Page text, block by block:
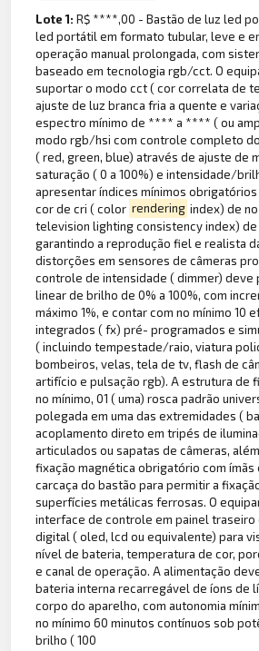
Lote 1:R$ ****,00 - Bastão de luz led
led portátil em formato tubular, leve e
operação manual prolongada, com
baseado em tecnologia rgb/cct. O
suportar o modo cct ( cor correlata de
ajuste de luz branca fria a quente e
espectro mínimo de **** a **** ( ou
modo rgb/hsi com controle completo
( red, green, blue) através de ajuste de
saturação ( 0 a 100%) e intensidade/
apresentar índices mínimos
cor de cri ( color rendering index) de
television lighting consistency index) de
garantindo a reprodução fiel e realista
distorções em sensores de câmeras
controle de intensidade ( dimmer) deve
linear de brilho de 0% a 100%, com
máximo 1%, e contar com no mínimo 10
integrados ( fx) pré- programados e
( incluindo tempestade/raio, viatura
bombeiros, velas, tela de tv, flash de
artifício e pulsação rgb). A estrutura de
no mínimo, 01 ( uma) rosca padrão
polegada em uma das extremidades (
acoplamento direto em tripés de
articulados ou sapatas de câmeras,
fixação magnética obrigatório com ímãs
carcaça do bastão para permitir a
superfícies metálicas ferrosas. O
interface de controle em painel
digital ( oled, lcd ou equivalente) para
nível de bateria, temperatura de cor,
e canal de operação. A alimentação
bateria interna recarregável de íons de
corpo do aparelho, com autonomia
no mínimo 60 minutos contínuos sob
brilho ( 100